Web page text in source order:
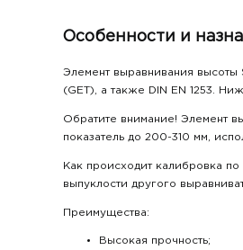
Особенности и
Элемент выравнивания высоты
(GET), а также DIN EN 1253.
Обратите внимание! Элемент
показатель до 200-310 мм,
Как происходит калибровка
выпуклости другого
Преимущества:
Высокая прочность;